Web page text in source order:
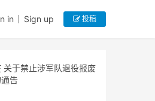
in Sign up 投稿
关于禁止涉军队退役报废
告